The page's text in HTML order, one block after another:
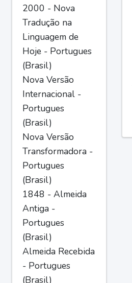
2000 - Nova
Tradução na
Linguagem de
Hoje - Portugues
(Brasil)
Nova Versão
Internacional -
Portugues
(Brasil)
Nova Versão
Transformadora -
Portugues
(Brasil)
1848 - Almeida
Antiga -
Portugues
(Brasil)
Almeida Recebida
- Portugues
(Brasil)